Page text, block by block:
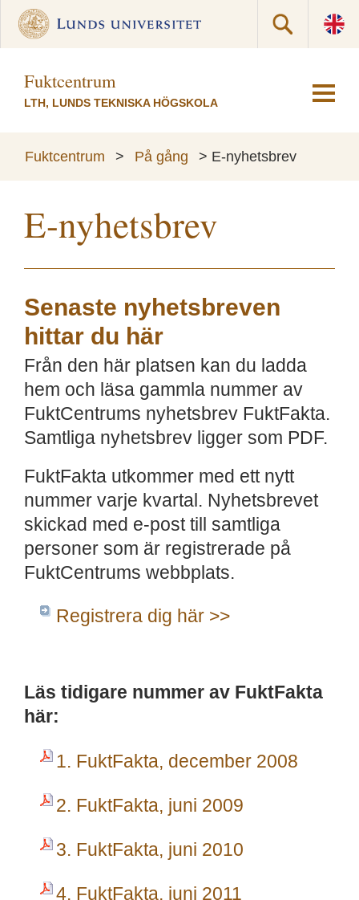
Fuktcentrum
LTH, LUNDS TEKNISKA HÖGSKOLA
Fuktcentrum > På gång > E-nyhetsbrev
E-nyhetsbrev
Senaste nyhetsbreven
hittar du här
Från den här platsen kan du ladda
hem och läsa gammla nummer av
FuktCentrums nyhetsbrev FuktFakta.
Samtliga nyhetsbrev ligger som PDF.
FuktFakta utkommer med ett nytt
nummer varje kvartal. Nyhetsbrevet
skickad med e-post till samtliga
personer som är registrerade på
FuktCentrums webbplats.
Registrera dig här >>
Läs tidigare nummer av FuktFakta
här:
1. FuktFakta, december 2008
2. FuktFakta, juni 2009
3. FuktFakta, juni 2010
4. FuktFakta, juni 2011